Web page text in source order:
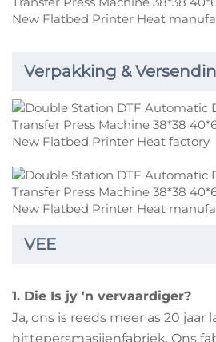
Verpakking &
VEE
1. Die Is jy 'n vervaardiger?
Ja, ons is reeds meer as 20 jaar
hittepersmasjienfabriek. Ons